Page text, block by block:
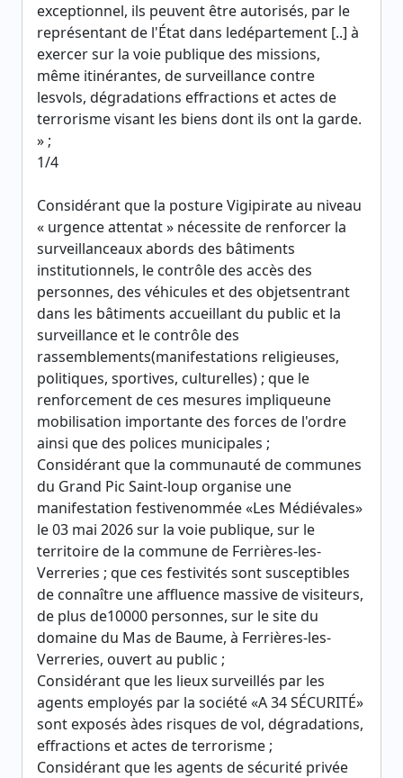
exceptionnel, ils peuvent être autorisés, par le
représentant de l'État dans ledépartement [..] à
exercer sur la voie publique des missions,
même itinérantes, de surveillance contre
lesvols, dégradations effractions et actes de
terrorisme visant les biens dont ils ont la garde.
» ;
1/4
Considérant que la posture Vigipirate au niveau
« urgence attentat » nécessite de renforcer la
surveillanceaux abords des bâtiments
institutionnels, le contrôle des accès des
personnes, des véhicules et des objetsentrant
dans les bâtiments accueillant du public et la
surveillance et le contrôle des
rassemblements(manifestations religieuses,
politiques, sportives, culturelles) ; que le
renforcement de ces mesures impliqueune
mobilisation importante des forces de l'ordre
ainsi que des polices municipales ;
Considérant que la communauté de communes
du Grand Pic Saint-loup organise une
manifestation festivenommée «Les Médiévales»
le 03 mai 2026 sur la voie publique, sur le
territoire de la commune de Ferrières-les-
Verreries ; que ces festivités sont susceptibles
de connaître une affluence massive de visiteurs,
de plus de10000 personnes, sur le site du
domaine du Mas de Baume, à Ferrières-les-
Verreries, ouvert au public ;
Considérant que les lieux surveillés par les
agents employés par la société «A 34 SÉCURITÉ»
sont exposés àdes risques de vol, dégradations,
effractions et actes de terrorisme ;
Considérant que les agents de sécurité privée